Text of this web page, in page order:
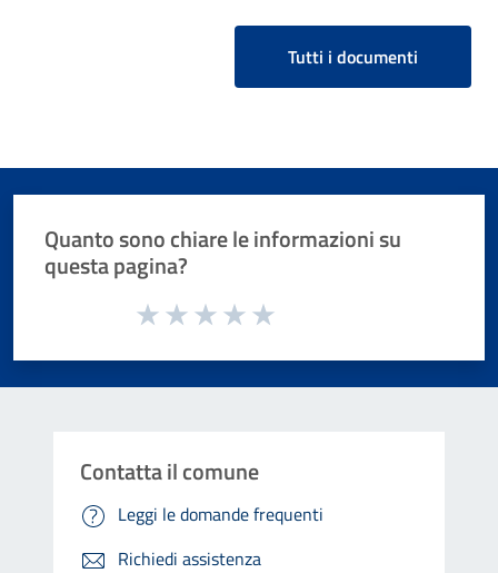
Tutti i documenti
Quanto sono chiare le informazioni su
questa pagina?
Valuta da 1 a 5 stelle la pagina
Contatta il comune
Leggi le domande frequenti
Richiedi assistenza